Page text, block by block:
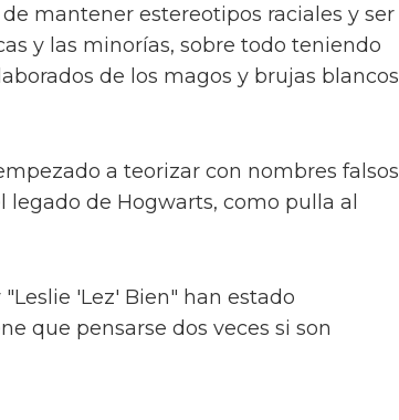
mantener estereotipos raciales y ser
y las minorías, sobre todo teniendo
de los magos y brujas blancos
a teorizar con nombres falsos
de Hogwarts, como pulla al
'Lez' Bien" han estado
que pensarse dos veces si son